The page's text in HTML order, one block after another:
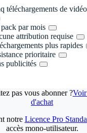
téléchargements de
par mois
attribution requise
plus rapides
prioritaire
publicités
pas vous abonner ?
d'achat
notre Licence Pro
accès mono-utilisateur.